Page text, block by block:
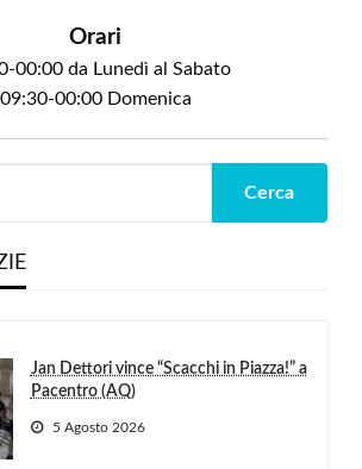
Orari
00:00 da Lunedì al Sabato
09:30-00:00 Domenica
Jan Dettori vince “Scacchi in Piazza!” a
Pacentro (AQ)
5 Agosto 2026